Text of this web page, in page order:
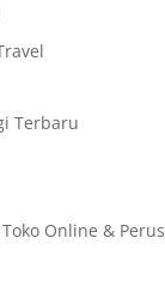
Terbaru
Online &